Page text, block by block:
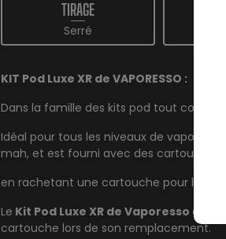
TIRAGE
Serré
KIT Pod Luxe XR de VAPORESSO :
Dans la famille des kits pod tout
Idéal pour tous les niveaux de
mah, et est fourni avec des
en rachetant une cartouche pour luxe
Le Kit Pod Luxe XR de Vaporesso a
cartouche lors de son remplacement.